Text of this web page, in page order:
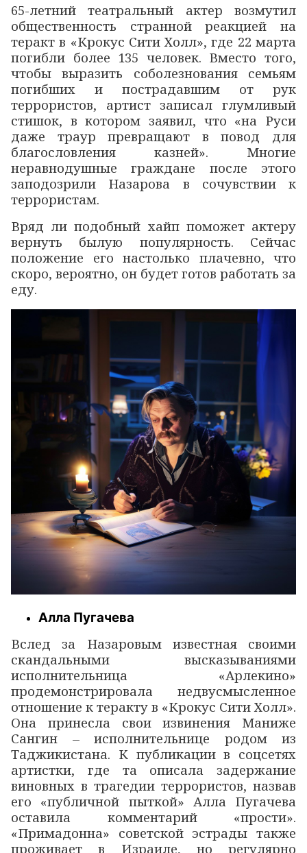
65-летний театральный актер возмутил
общественность странной реакцией на
теракт в «Крокус Сити Холл», где 22 марта
погибли более 135 человек. Вместо того,
чтобы выразить соболезнования семьям
погибших и пострадавшим от рук
террористов, артист записал глумливый
стишок, в котором заявил, что «на Руси
даже траур превращают в повод для
благословления казней». Многие
неравнодушные граждане после этого
заподозрили Назарова в сочувствии к
террористам.
Вряд ли подобный хайп поможет актеру
вернуть былую популярность. Сейчас
положение его настолько плачевно, что
скоро, вероятно, он будет готов работать за
еду.
Алла Пугачева
Вслед за Назаровым известная своими
скандальными высказываниями
исполнительница «Арлекино»
продемонстрировала недвусмысленное
отношение к теракту в «Крокус Сити Холл».
Она принесла свои извинения Маниже
Сангин – исполнительнице родом из
Таджикистана. К публикации в соцсетях
артистки, где та описала задержание
виновных в трагедии террористов, назвав
его «публичной пыткой» Алла Пугачева
оставила комментарий «прости».
«Примадонна» советской эстрады также
проживает в Израиле, но регулярно